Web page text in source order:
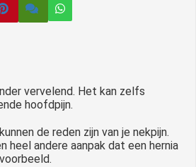
vervelend. Het kan zelfs
hoofdpijn.
de reden zijn van je nekpijn.
heel andere aanpak dat een hernia